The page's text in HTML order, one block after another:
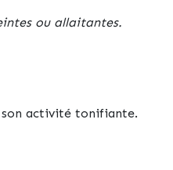
ou allaitantes.
son activité tonifiante.